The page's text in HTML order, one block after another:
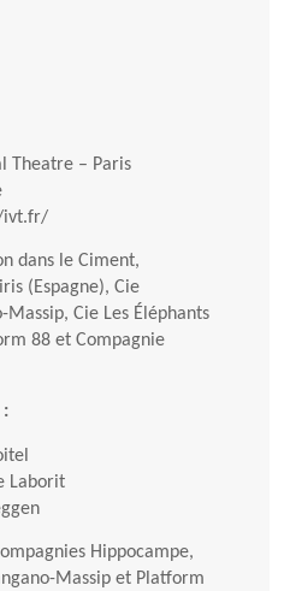
Theatre – Paris
ivt.fr/
dans le Ciment,
(Espagne), Cie
Cie Les Éléphants
88 et Compagnie
:
Laborit
Hippocampe,
Massip et Platform